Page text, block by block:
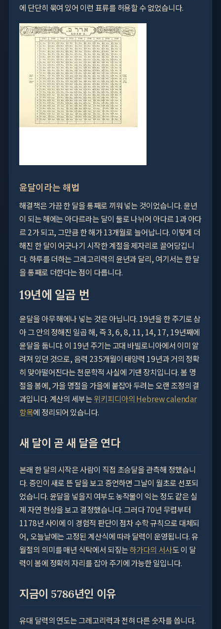
에 단단히 묶여 있어 이런 표류를 허용할 수 없었습니다.
윤달이라는 해법
해결책은 가끔 한 달을 통째로 끼워 넣는 것이었습니다. 윤년
이 되는 해에는 아다르라는 달이 둘로 나뉘어 아다르 1과 아다
르 2가 되고, 그만큼 한 해가 13개월로 늘어납니다. 이렇게 더
해진 한 달이 어긋나기 시작한 계절을 제자리로 끌어당깁니
다. 하루를 더하는 그레고리력의 윤년과 달리, 여기서는 한 달
을 통째로 더한다는 점이 다릅니다.
19년에 일곱 번
윤달을 아무 해에나 넣는 것은 아닙니다. 19년을 한 주기로 삼
아 그 안의 정해진 일곱 해, 즉 3, 6, 8, 11, 14, 17, 19년째에
윤달을 둡니다. 이 19년 주기는 고대 바빌로니아에서 이미 알
려져 있던 것으로, 음력 235개월이 태양력 19년과 거의 정확
히 맞아떨어진다는 천문학적 사실에 기댄 장치입니다. 봄 명
절을 봄에, 가을 명절을 가을에 붙잡아 두려는 오랜 조정의 결
과입니다. 계산의 세부는위키피디아의 Hebrew calendar
항목에 정리되어 있습니다.
새 달이 곧 새 달을 연다
본래 한 달의 시작은 사람이 직접 초승달을 관측해 정했습니
다. 증인이 새로 뜬 달을 보고 증언하면 그날이 월초로 선포되
었습니다. 윤달을 넣을지 여부도 농작물이 익는 정도 같은 실
제 자연 현상을 보고 결정했습니다. 그러다 70년 무렵부터
1178년 사이에 이 경험적 판단이 점차 수학 규칙으로 대체되
어, 오늘날에는 고정된 계산식에 따라 달력이 운영됩니다. 유
월절의 의미를 매년 식탁에서 되짚는하가다의 서사도 이 달
력이 봄에 정확히 자리를 잡아 주기에 가능한 일입니다.
지금이 5786년인 이유
유대 달력의 연도는 그레고리력과 전혀 다른 숫자를 씁니다.